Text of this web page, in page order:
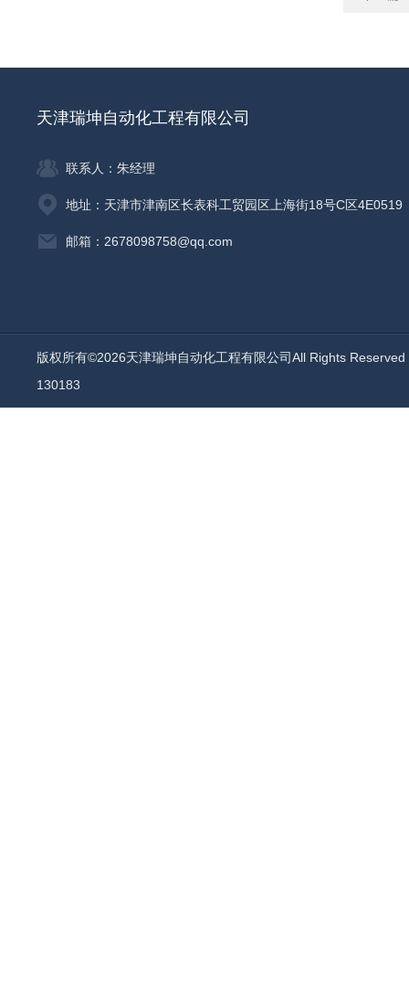
天津瑞坤自动化工程有限公司
联系人：朱经理
地址：天津市津南区长表科工贸园区上海街18号C区4E0519
邮箱：2678098758@qq.com
版权所有©2026天津瑞坤自动化工程有限公司All Rights
130183